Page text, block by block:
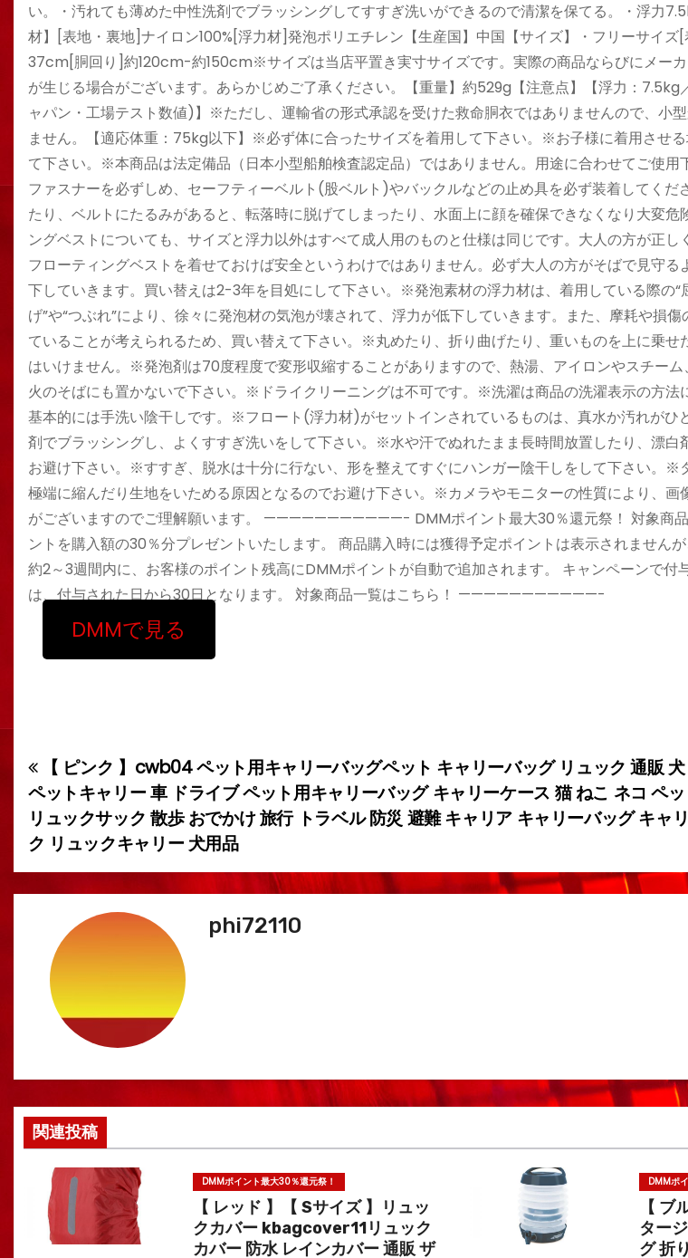
い。・汚れても薄めた中性洗剤でブラッシングしてすすぎ洗いができるので清潔を保てる。・浮力
材】[表地・裏地]ナイロン100%[浮力材]発泡ポリエチレン【生産国】中国【サイズ】・フリーサイ
37cm[胴回り]約120cm-約150cm※サイズは当店平置き実寸サイズです。実際の商品ならびにメー
が生じる場合がございます。あらかじめご了承ください。【重量】約529g【注意点】【浮力：
ャパン・工場テスト数値)】※ただし、運輸省の形式承認を受けた救命胴衣ではありませんので、小
ません。【適応体重：75kg以下】※必ず体に合ったサイズを着用して下さい。※お子様に着用させ
て下さい。※本商品は法定備品（日本小型船舶検査認定品）ではありません。用途に合わせてご使
ファスナーを必ずしめ、セーフティーベルト(股ベルト)やバックルなどの止め具を必ず装着してくだ
たり、ベルトにたるみがあると、転落時に脱げてしまったり、水面上に顔を確保できなくなり大変
ングベストについても、サイズと浮力以外はすべて成人用のものと仕様は同じです。大人の方が正し
フローティングベストを着せておけば安全というわけではありません。必ず大人の方がそばで見守
下していきます。買い替えは2-3年を目処にして下さい。※発泡素材の浮力材は、着用している際の“
げ”や“つぶれ”により、徐々に発泡材の気泡が壊されて、浮力が低下していきます。また、摩耗や損
ていることが考えられるため、買い替えて下さい。※丸めたり、折り曲げたり、重いものを上に乗せ
はいけません。※発泡剤は70度程度で変形収縮することがありますので、熱湯、アイロンやスチー
火のそばにも置かないで下さい。※ドライクリーニングは不可です。※洗濯は商品の洗濯表示の方法
基本的には手洗い陰干しです。※フロート(浮力材)がセットインされているものは、真水か汚れがひ
剤でブラッシングし、よくすすぎ洗いをして下さい。※水や汗でぬれたまま長時間放置したり、漂白
お避け下さい。※すすぎ、脱水は十分に行ない、形を整えてすぐにハンガー陰干しをして下さい。※
極端に縮んだり生地をいためる原因となるのでお避け下さい。※カメラやモニターの性質により、画
がございますのでご理解願います。 ———————————- DMMポイント最大30％還元祭！ 対象商品
ントを購入額の30％分プレゼントいたします。 商品購入時には獲得予定ポイントは表示されませんが
約2～3週間内に、お客様のポイント残高にDMMポイントが自動で追加されます。 キャンペーンで付
は、付与された日から30日となります。 対象商品一覧はこちら！ ———————————-
DMMで見る
投
稿
ナ
ビ
ー
シ
ン
【 ピンク 】cwb04 ペット用キャリーバッグペット キャリーバッグ リュック 通販
ペットキャリー 車 ドライブ ペット用キャリーバッグ キャリーケース 猫 ねこ ネコ ペ
リュックサック 散歩 おでかけ 旅行 トラベル 防災 避難 キャリア キャリーバッグ キャ
ク リュックキャリー 犬用品
phi72110
関連投稿
DMMポイント最大30％還元祭！
【 レッド 】【 Sサイズ 】リュッ
クカバー kbagcover11リュック
カバー 防水 レインカバー 通販 ザ
DMMポ
【
ター
グ 折